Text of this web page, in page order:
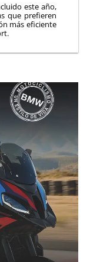
este año,
que prefieren
más eficiente